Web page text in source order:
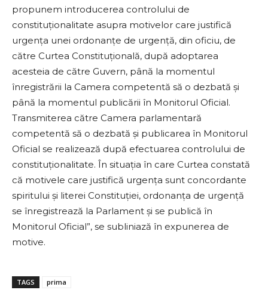
propunem introducerea controlului de
constituţionalitate asupra motivelor care justifică
urgenţa unei ordonanţe de urgenţă, din oficiu, de
către Curtea Constituţională, după adoptarea
acesteia de către Guvern, până la momentul
înregistrării la Camera competentă să o dezbată şi
până la momentul publicării în Monitorul Oficial.
Transmiterea către Camera parlamentară
competentă să o dezbată şi publicarea în Monitorul
Oficial se realizează după efectuarea controlului de
constituţionalitate. În situaţia în care Curtea constată
că motivele care justifică urgenţa sunt concordante
spiritului şi literei Constituţiei, ordonanţa de urgenţă
se înregistrează la Parlament şi se publică în
Monitorul Oficial”, se subliniază în expunerea de
motive.
TAGS prima